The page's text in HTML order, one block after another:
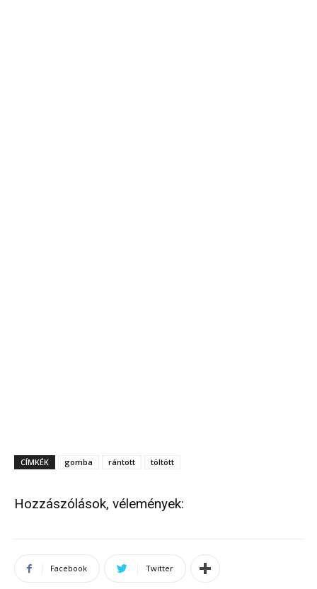
CÍMKÉK gomba rántott töltött
Hozzászólások, vélemények:
Facebook Twitter